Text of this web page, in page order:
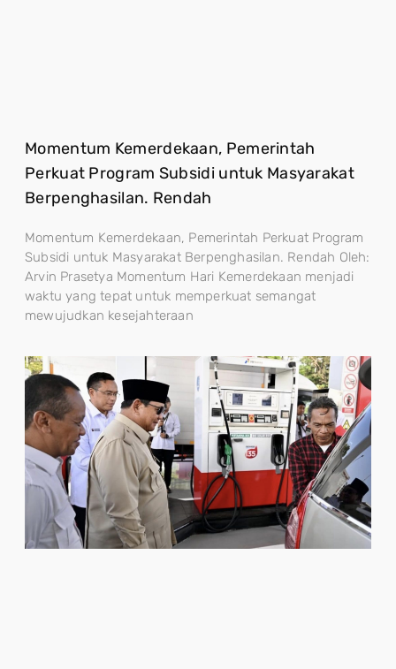
Momentum Kemerdekaan, Pemerintah
Perkuat Program Subsidi untuk Masyarakat
Berpenghasilan. Rendah
Momentum Kemerdekaan, Pemerintah Perkuat Program
Subsidi untuk Masyarakat Berpenghasilan. Rendah Oleh:
Arvin Prasetya Momentum Hari Kemerdekaan menjadi
waktu yang tepat untuk memperkuat semangat
mewujudkan kesejahteraan